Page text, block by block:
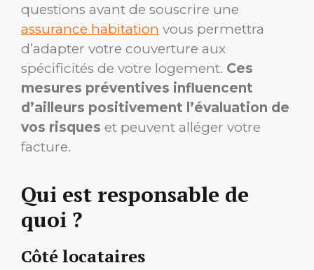
questions avant de souscrire une
assurance habitation vous permettra
d’adapter votre couverture aux
spécificités de votre logement. Ces
mesures préventives influencent
d’ailleurs positivement l’évaluation de
vos risques et peuvent alléger votre
facture.
Qui est responsable de
quoi ?
Côté locataires